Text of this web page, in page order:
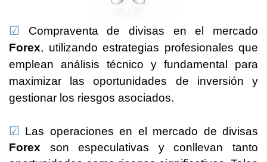
☑ Compraventa de divisas en el mercado
Forex, utilizando estrategias profesionales que
emplean análisis técnico y fundamental para
maximizar las oportunidades de inversión y
gestionar los riesgos asociados.
☑ Las operaciones en el mercado de divisas
Forex son especulativas y conllevan tanto